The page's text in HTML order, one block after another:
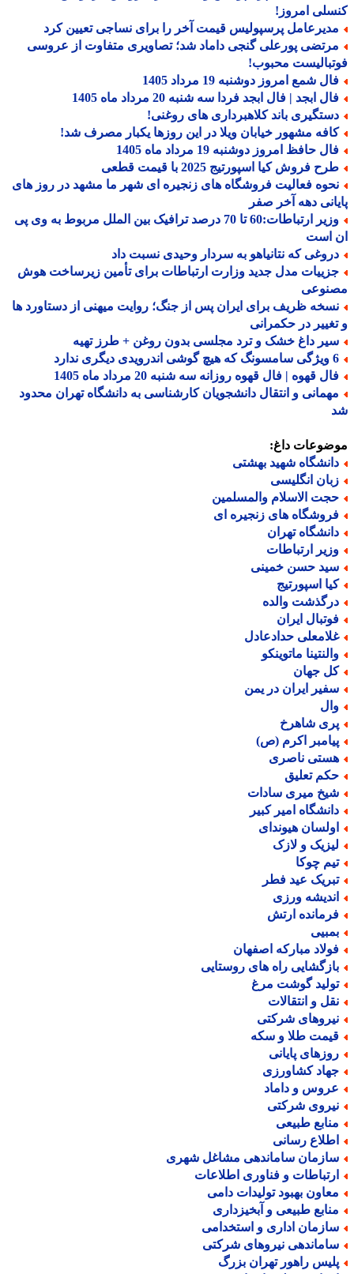
امروز!
پرسپولیس قیمت آخر را برای نساجی تعیین کرد
پورعلی گنجی داماد شد؛ تصاویری متفاوت از عروسی
محبوب!
شمع امروز دوشنبه 19 مرداد 1405
ابجد | فال ابجد فردا سه شنبه 20 مرداد ماه 1405
باند کلاهبرداری های روغنی!
مشهور خیابان ویلا در این روزها یکبار مصرف شد!
حافظ امروز دوشنبه 19 مرداد ماه 1405
فروش کیا اسپورتیج 2025 با قیمت قطعی
فعالیت فروشگاه های زنجیره ای شهر ما مشهد در روز های
دهه آخر صفر
وزیر ارتباطات:60 تا 70 درصد ترافیک بین الملل مربوط به وی پی
است
که نتانیاهو به سردار وحیدی نسبت داد
مدل جدید وزارت ارتباطات برای تأمین زیرساخت هوش
ظریف برای ایران پس از جنگ؛ روایت میهنی از دستاورد ها
در حکمرانی
داغ خشک و ترد مجلسی بدون روغن + طرز تهیه
قهوه | فال قهوه روزانه سه شنبه 20 مرداد ماه 1405
و انتقال دانشجویان کارشناسی به دانشگاه تهران محدود
داغ:
شهید بهشتی
انگلیسی
الاسلام والمسلمین
های زنجیره ای
تهران
ارتباطات
حسن خمینی
اسپورتیج
والده
ایران
حدادعادل
ماتوینکو
جهان
ایران در یمن
شاهرخ
اکرم (ص)
ناصری
تعلیق
میری سادات
امیر کبیر
هیوندای
و لازک
چوکا
عید فطر
ورزی
ارتش
مبارکه اصفهان
راه های روستایی
گوشت مرغ
و انتقالات
شرکتی
طلا و سکه
پایانی
کشاورزی
و داماد
شرکتی
طبیعی
رسانی
ساماندهی مشاغل شهری
و فناوری اطلاعات
بهبود تولیدات دامی
طبیعی و آبخیزداری
اداری و استخدامی
نیروهای شرکتی
راهور تهران بزرگ